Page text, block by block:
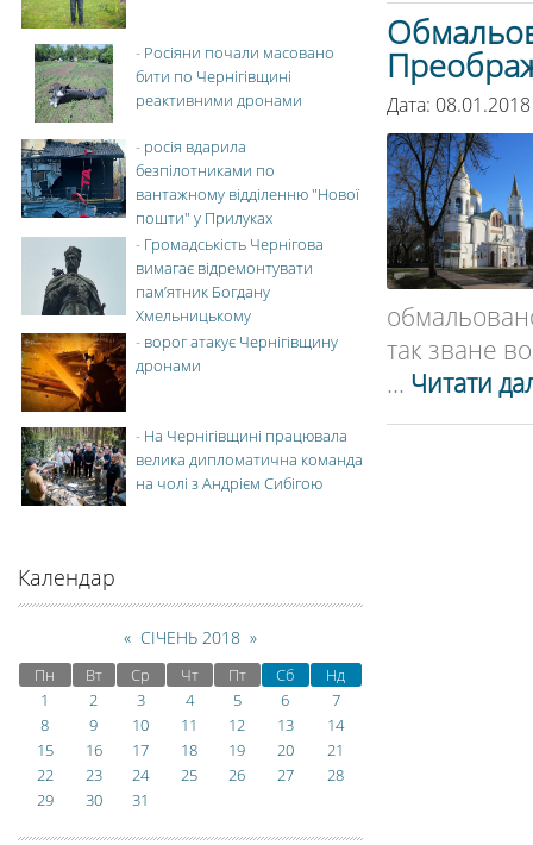
Дата:
так зване
... Читати
- Росіяни почали масовано
бити по Чернігівщині
реактивними дронами
- росія вдарила
безпілотниками по
вантажному відділенню "Нової
пошти" у Прилуках
- Громадськість Чернігова
вимагає відремонтувати
пам’ятник Богдану
Хмельницькому
- ворог атакує Чернігівщину
дронами
- На Чернігівщині працювала
велика дипломатична команда
на чолі з Андрієм Сибігою
Календар
« СІЧЕНЬ 2018 »
Пн Вт Ср Чт Пт Сб
Нд
1
2 3 4 5 6
7
8
9 10 11 12 13
14
15
16 17 18 19 20
21
22
23 24 25 26 27
28
29
30 31